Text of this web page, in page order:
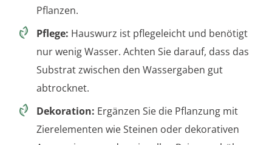
Pflanzen.
Pflege: Hauswurz ist pflegeleicht und benötigt
nur wenig Wasser. Achten Sie darauf, dass das
Substrat zwischen den Wassergaben gut
abtrocknet.
Dekoration: Ergänzen Sie die Pflanzung mit
Zierelementen wie Steinen oder dekorativen